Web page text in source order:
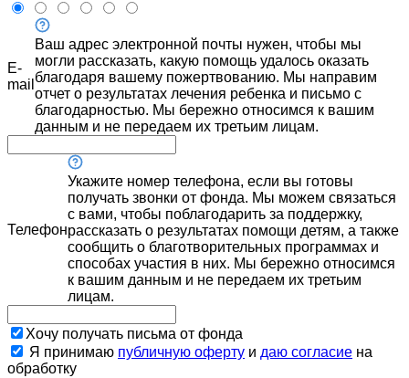
E-
mail
Ваш адрес электронной почты нужен, чтобы мы
могли рассказать, какую помощь удалось оказать
благодаря вашему пожертвованию. Мы направим
отчет о результатах лечения ребенка и письмо с
благодарностью. Мы бережно относимся к вашим
данным и не передаем их третьим лицам.
Телефон
Укажите номер телефона, если вы готовы
получать звонки от фонда. Мы можем связаться
с вами, чтобы поблагодарить за поддержку,
рассказать о результатах помощи детям, а также
сообщить о благотворительных программах и
способах участия в них. Мы бережно относимся
к вашим данным и не передаем их третьим
лицам.
Хочу получать письма от фонда
Я принимаю публичную оферту и даю согласие на
обработку